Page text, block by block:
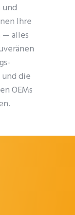
Ihre
— alles
die
OEMs